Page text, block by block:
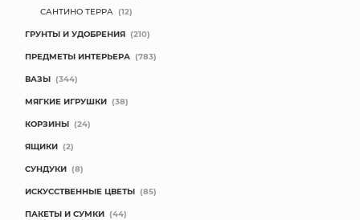
САНТИНО ТЕРРА (12)
ГРУНТЫ И УДОБРЕНИЯ (210)
ПРЕДМЕТЫ ИНТЕРЬЕРА (783)
ВАЗЫ (344)
МЯГКИЕ ИГРУШКИ (38)
КОРЗИНЫ (24)
ЯЩИКИ (2)
СУНДУКИ (8)
ИСКУССТВЕННЫЕ ЦВЕТЫ (85)
ПАКЕТЫ И СУМКИ (44)